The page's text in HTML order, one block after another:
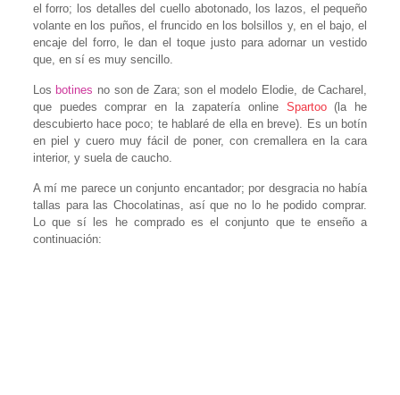
el forro; los detalles del cuello abotonado, los lazos, el pequeño
volante en los puños, el fruncido en los bolsillos y, en el bajo, el
encaje del forro, le dan el toque justo para adornar un vestido
que, en sí es muy sencillo.
Los botines no son de Zara; son el modelo Elodie, de Cacharel,
que puedes comprar en la zapatería online Spartoo(la he
descubierto hace poco; te hablaré de ella en breve). Es un botín
en piel y cuero muy fácil de poner, con cremallera en la cara
interior, y suela de caucho.
A mí me parece un conjunto encantador; por desgracia no había
tallas para las Chocolatinas, así que no lo he podido comprar.
Lo que sí les he comprado es el conjunto que te enseño a
continuación: